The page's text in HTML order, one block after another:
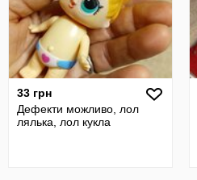
33 грн
Дефекти можливо, лол
лялька, лол кукла